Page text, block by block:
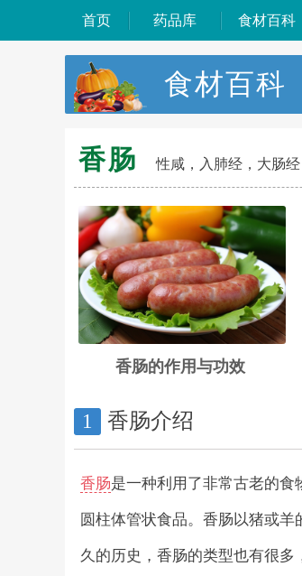
首页 药品库 食材百科
食材百科
香肠 性咸，入肺经，大肠经
香肠的作用与功效
1 香肠介绍
香肠是一种利用了非常古老的
圆柱体管状食品。香肠以猪或
久的历史，香肠的类型也有很多